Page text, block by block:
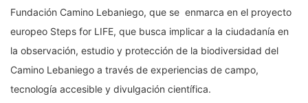
Fundación Camino Lebaniego, que se enmarca en el proyecto
europeo Steps for LIFE, que busca implicar a la ciudadanía en
la observación, estudio y protección de la biodiversidad del
Camino Lebaniego a través de experiencias de campo,
tecnología accesible y divulgación científica.